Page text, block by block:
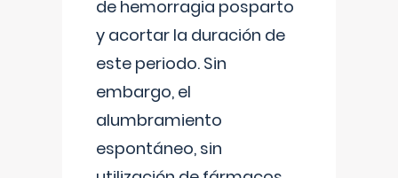
de hemorragia posparto
y acortar la duración de
este periodo. Sin
embargo, el
alumbramiento
espontáneo, sin